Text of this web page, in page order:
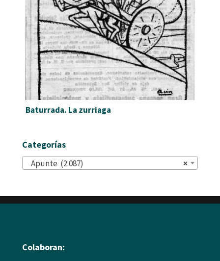
Baturrada. La zurriaga
Categorías
×
Apunte (2.087)
Colaboran: